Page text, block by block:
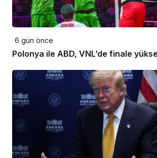
6 gün önce
Polonya ile ABD, VNL’de finale